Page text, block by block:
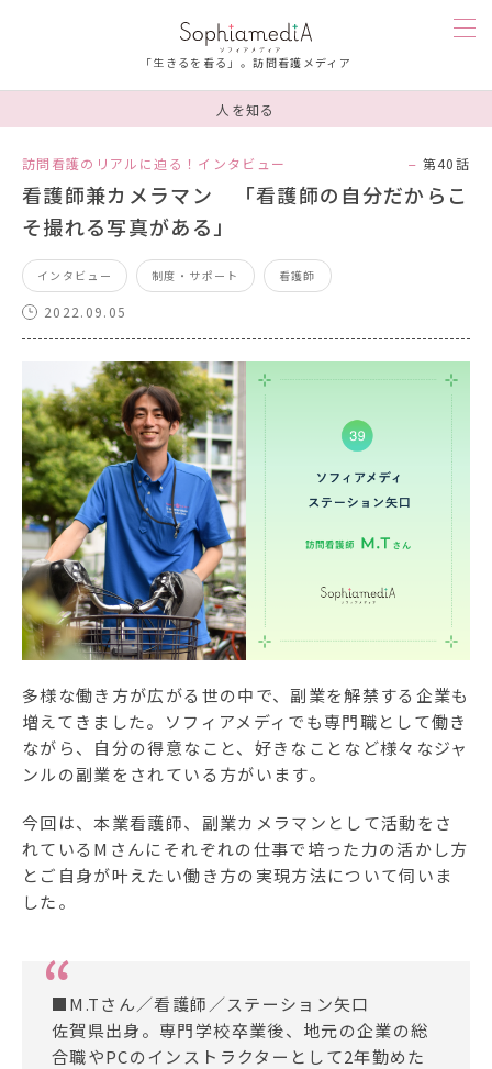
「生きるを看る」。訪問看護メディア
訪問看護を知る
人を知る
漫画
お悩み相談
ソフィアメディを知る
連載
ソフィアメディアについて
訪問看護ステーション一覧
お問合せ
採用情報
人を知る
訪問看護のリアルに迫る！インタビュー 第40話
看護師兼カメラマン 「看護師の自分だからこ
そ撮れる写真がある」
インタビュー 制度・サポート 看護師
2022.09.05
多様な働き方が広がる世の中で、副業を解禁する企業も
増えてきました。ソフィアメディでも専門職として働き
ながら、自分の得意なこと、好きなことなど様々なジャ
ンルの副業をされている方がいます。
今回は、本業看護師、副業カメラマンとして活動をさ
れているMさんにそれぞれの仕事で培った力の活かし方
とご自身が叶えたい働き方の実現方法について伺いま
した。
■M.Tさん／看護師／ステーション矢口
佐賀県出身。専門学校卒業後、地元の企業の総
合職やPCのインストラクターとして2年勤めた